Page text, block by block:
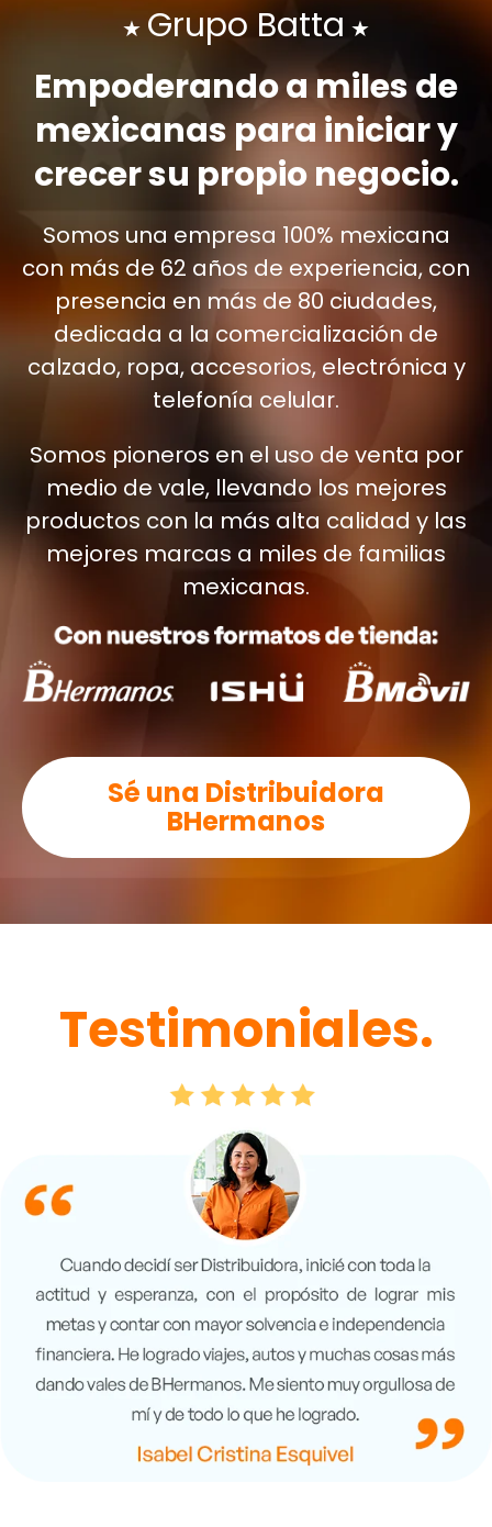
★ Grupo Batta ★
Empoderando a miles de
mexicanas para iniciar y
crecer su propio negocio.
Somos una empresa 100% mexicana
con más de 62 años de experiencia, con
presencia en más de 80 ciudades,
dedicada a la comercialización de
calzado, ropa, accesorios, electrónica y
telefonía celular.
Somos pioneros en el uso de venta por
medio de vale, llevando los mejores
productos con la más alta calidad y las
mejores marcas a miles de familias
mexicanas.
Sé una Distribuidora
BHermanos
Testimoniales.